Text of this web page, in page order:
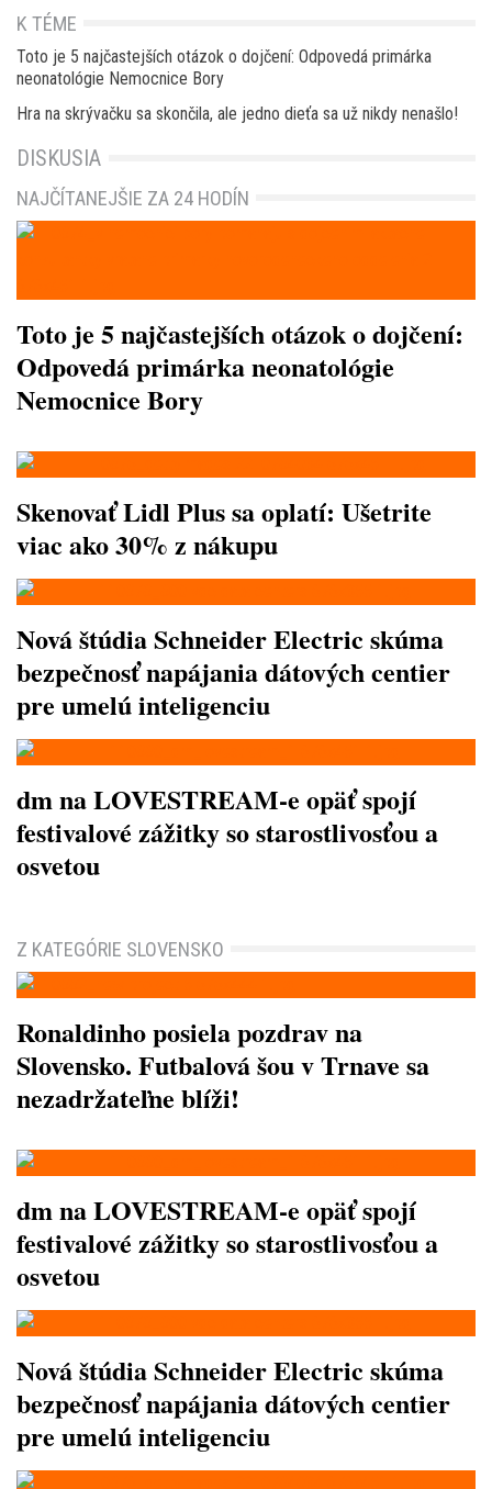
K TÉME
Toto je 5 najčastejších otázok o dojčení: Odpovedá primárka
neonatológie Nemocnice Bory
Hra na skrývačku sa skončila, ale jedno dieťa sa už nikdy nenašlo!
DISKUSIA
NAJČÍTANEJŠIE ZA 24 HODÍN
Toto je 5 najčastejších otázok o dojčení:
Odpovedá primárka neonatológie
Nemocnice Bory
Skenovať Lidl Plus sa oplatí: Ušetrite
viac ako 30% z nákupu
Nová štúdia Schneider Electric skúma
bezpečnosť napájania dátových centier
pre umelú inteligenciu
dm na LOVESTREAM-e opäť spojí
festivalové zážitky so starostlivosťou a
osvetou
Z KATEGÓRIE SLOVENSKO
Ronaldinho posiela pozdrav na
Slovensko. Futbalová šou v Trnave sa
nezadržateľne blíži!
dm na LOVESTREAM-e opäť spojí
festivalové zážitky so starostlivosťou a
osvetou
Nová štúdia Schneider Electric skúma
bezpečnosť napájania dátových centier
pre umelú inteligenciu